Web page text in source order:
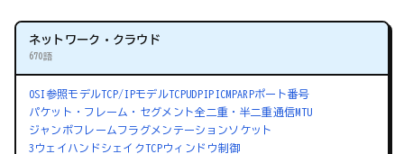
ネットワーク・クラウド
670語
OSI参照モデルTCP/IPモデルTCPUDPIPICMPARPポート番号
パケット・フレーム・セグメント全二重・半二重通信MTU
ジャンボフレーム フラグメンテーションソケット
3ウェイハンドシェイクTCPウィンドウ制御